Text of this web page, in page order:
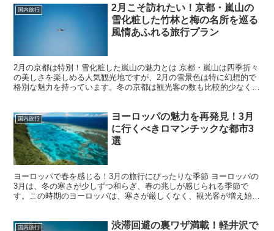
国内旅行
2月こそ訪れたい！京都・嵐山の
雪化粧した竹林と梅の名所を巡る
風情あふれる旅行プラン
2月の京都は特別！雪化粧した嵐山の魅力とは 京都・嵐山は四季折々
の美しさを楽しめる人気観光地ですが、2月の雪景色は特に幻想的で
格別な魅力を持っています。冬の京都は観光客の数も比較的少なく、
国内旅行
ヨーロッパの魅力を再発見！3月
に行くべきロマンチックな都市3
選
ヨーロッパで春を感じる！3月の旅行にぴったりな季節 ヨーロッパの
3月は、冬の寒さが少しずつ和らぎ、春の兆しが感じられる季節で
す。この時期のヨーロッパは、寒さが厳しくなく、観光客が増え始め
国内旅行
渋滞回避の裏ワザ満載！軽井沢で